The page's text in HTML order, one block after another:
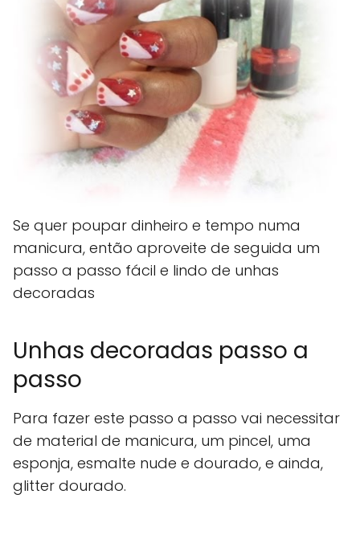
Se quer poupar dinheiro e tempo numa
manicura, então aproveite de seguida um
passo a passo fácil e lindo de unhas
decoradas
Unhas decoradas passo a
passo
Para fazer este passo a passo vai necessitar
de material de manicura, um pincel, uma
esponja, esmalte nude e dourado, e ainda,
glitter dourado.